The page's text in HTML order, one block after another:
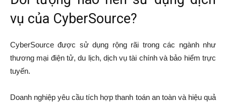
vụ của CyberSource?
CyberSource được sử dụng rộng rãi trong các ngành như
thương mại điện tử, du lịch, dịch vụ tài chính và bảo hiểm trực
tuyến.
Doanh nghiệp yêu cầu tích hợp thanh toán an toàn và hiệu quả